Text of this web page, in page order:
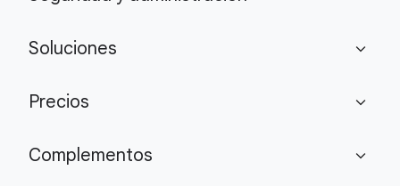
Soluciones expand_more
Precios expand_more
Complementos expand_more